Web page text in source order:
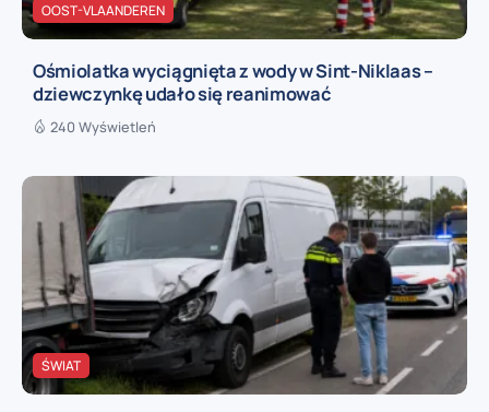
OOST-VLAANDEREN
Ośmiolatka wyciągnięta z wody w Sint-Niklaas –
dziewczynkę udało się reanimować
240 Wyświetleń
ŚWIAT